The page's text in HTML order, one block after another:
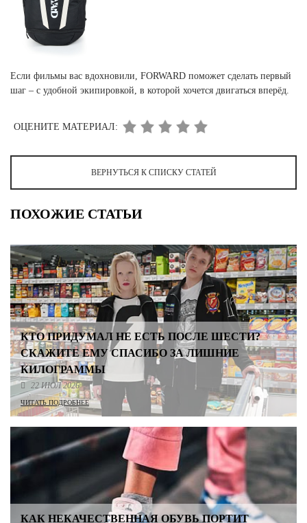
Если фильмы вас вдохновили, FORWARD поможет сделать первый
шаг – с удобной экипировкой, в которой хочется двигаться вперёд.
ОЦЕНИТЕ МАТЕРИАЛ:
ВЕРНУТЬСЯ К СПИСКУ СТАТЕЙ
ПОХОЖИЕ СТАТЬИ
КТО ПРИДУМАЛ НЕ ЕСТЬ ПОСЛЕ ШЕСТИ?
СКАЖИТЕ ЕМУ СПАСИБО ЗА ЛИШНИЕ
КИЛОГРАММЫ
22 ИЮЛ 2026
ЧИТАТЬ ПОДРОБНЕЕ
КАК НЕКАЧЕСТВЕННАЯ ОБУВЬ ПОРТИТ